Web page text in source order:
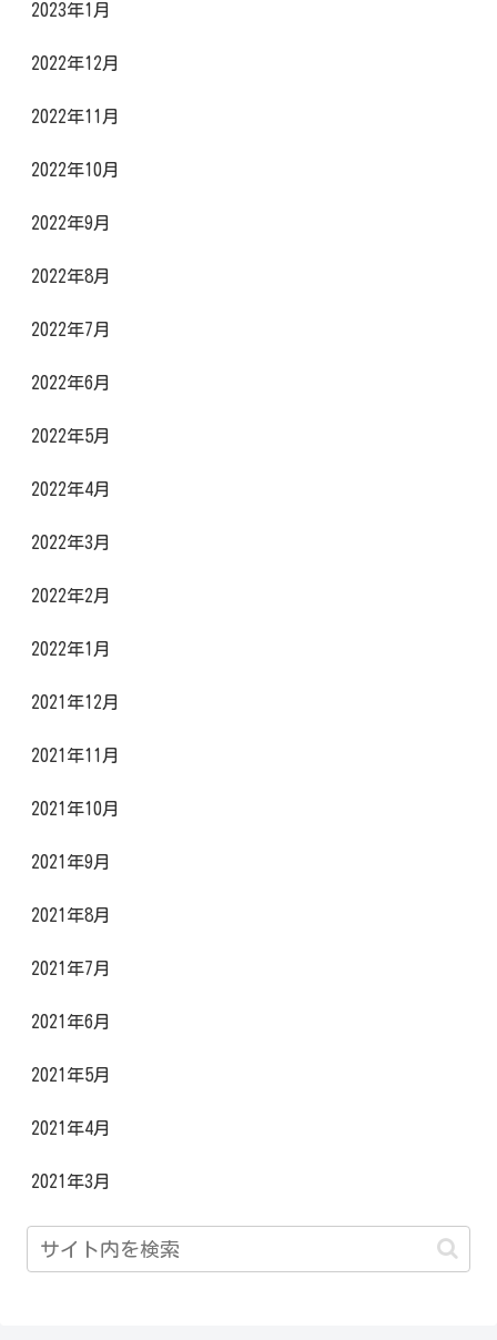
2023年1月
2022年12月
2022年11月
2022年10月
2022年9月
2022年8月
2022年7月
2022年6月
2022年5月
2022年4月
2022年3月
2022年2月
2022年1月
2021年12月
2021年11月
2021年10月
2021年9月
2021年8月
2021年7月
2021年6月
2021年5月
2021年4月
2021年3月